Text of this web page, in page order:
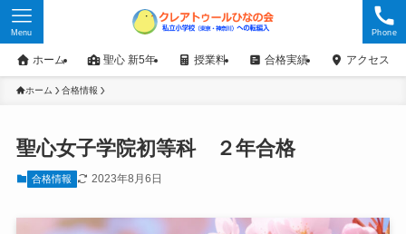
Phone
Menu
ホーム 聖心 新5年 授業料 合格実績 アクセス
ホーム 合格情報
聖心女子学院初等科 ２年合格
合格情報 2023年8月6日